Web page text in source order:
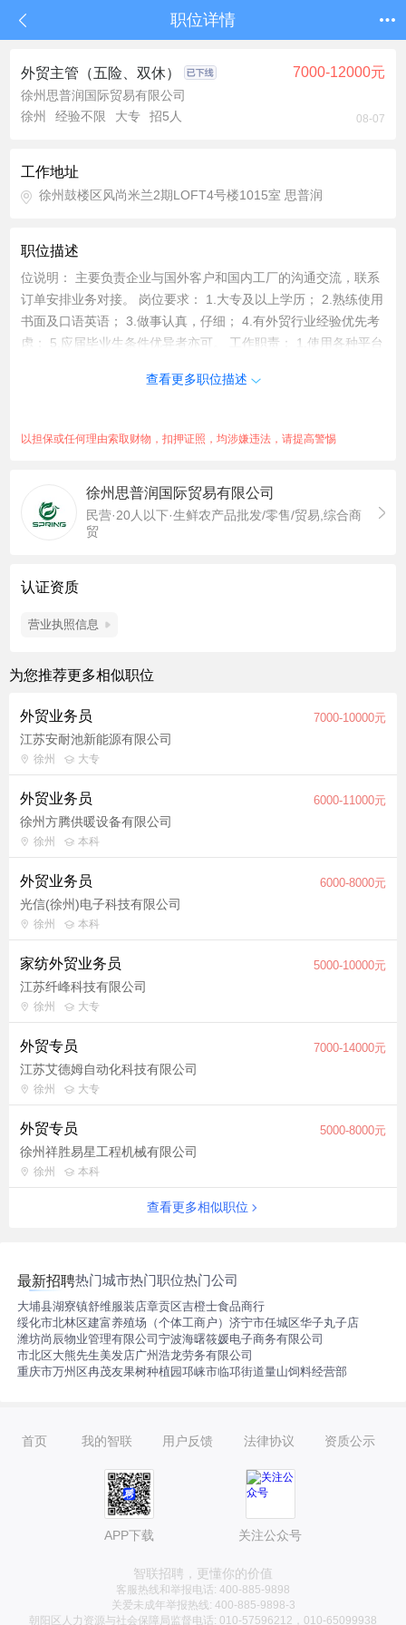
职位详情
外贸主管（五险、双休） 7000-12000元
徐州思普润国际贸易有限公司
徐州
经验不限 大专 招5人 08-07
工作地址
徐州鼓楼区风尚米兰2期LOFT4号楼1015室 思普润
职位描述
位说明： 主要负责企业与国外客户和国内工厂的沟通交流，联系
订单安排业务对接。 岗位要求： 1.大专及以上学历； 2.熟练使用
书面及口语英语； 3.做事认真，仔细； 4.有外贸行业经验优先考
虑； 5.应届毕业生条件优异者亦可。 工作职责： 1.使用各种平台
用期1-3个月，到岗培训，综合能力考核优秀可提前转正。 福利
职位福利：绩效奖金、节日福利、全勤奖、带薪年假、五险一
金、周末双休、不加班
查看更多职位描述
以担保或任何理由索取财物，扣押证照，均涉嫌违法，请提高警惕
徐州思普润国际贸易有限公司
民营·20人以下·生鲜农产品批发/零售/贸易,综合商
贸
认证资质
营业执照信息
为您推荐更多相似职位
外贸业务员 7000-10000元
江苏安耐池新能源有限公司
徐州 大专
外贸业务员 6000-11000元
徐州方腾供暖设备有限公司
徐州 本科
外贸业务员 6000-8000元
光信(徐州)电子科技有限公司
徐州 本科
家纺外贸业务员 5000-10000元
江苏纤峰科技有限公司
徐州 大专
外贸专员 7000-14000元
江苏艾德姆自动化科技有限公司
徐州 大专
外贸专员 5000-8000元
徐州祥胜易星工程机械有限公司
徐州 本科
查看更多相似职位
最新招聘热门城市热门职位热门公司
大埔县湖寮镇舒维服装店章贡区吉橙士食品商行
绥化市北林区建富养殖场（个体工商户）济宁市任城区华子丸子店
潍坊尚辰物业管理有限公司宁波海曙筱媛电子商务有限公司
市北区大熊先生美发店广州浩龙劳务有限公司
重庆市万州区冉茂友果树种植园邛崃市临邛街道量山饲料经营部
首页 我的智联 用户反馈 法律协议 资质公示
APP下载 关注公众号
智联招聘，更懂你的价值
客服热线和举报电话: 400-885-9898
关爱未成年举报热线: 400-885-9898-3
朝阳区人力资源与社会保障局监督电话: 010-57596212，010-65099938